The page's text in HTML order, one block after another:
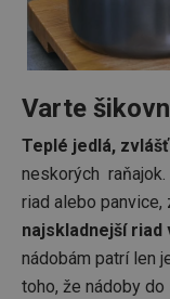
Varte
Teplé jedlá,
neskorých
riad alebo panvice,
najskladnejší riad
nádobám patrí len
toho, že nádoby
udid